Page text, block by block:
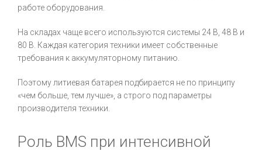
работе оборудования.
На складах чаще всего используются системы 24 В, 48 В и
80 В. Каждая категория техники имеет собственные
требования к аккумуляторному питанию.
Поэтому литиевая батарея подбирается не по принципу
«чем больше, тем лучше», а строго под параметры
производителя техники.
Роль BMS при интенсивной